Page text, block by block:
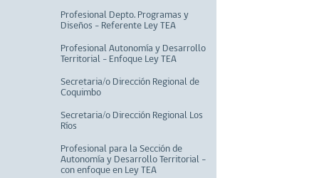
Profesional Depto. Programas y
Diseños - Referente Ley TEA
Profesional Autonomía y Desarrollo
Territorial - Enfoque Ley TEA
Secretaria/o Dirección Regional de
Coquimbo
Secretaria/o Dirección Regional Los
Ríos
Profesional para la Sección de
Autonomía y Desarrollo Territorial –
con enfoque en Ley TEA